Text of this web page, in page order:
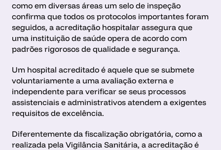
como em diversas áreas um selo de inspeção
confirma que todos os protocolos importantes foram
seguidos, a acreditação hospitalar assegura que
uma instituição de saúde opera de acordo com
padrões rigorosos de qualidade e segurança.
Um hospital acreditado é aquele que se submete
voluntariamente a uma avaliação externa e
independente para verificar se seus processos
assistenciais e administrativos atendem a exigentes
requisitos de excelência.
Diferentemente da fiscalização obrigatória, como a
realizada pela Vigilância Sanitária, a acreditação é